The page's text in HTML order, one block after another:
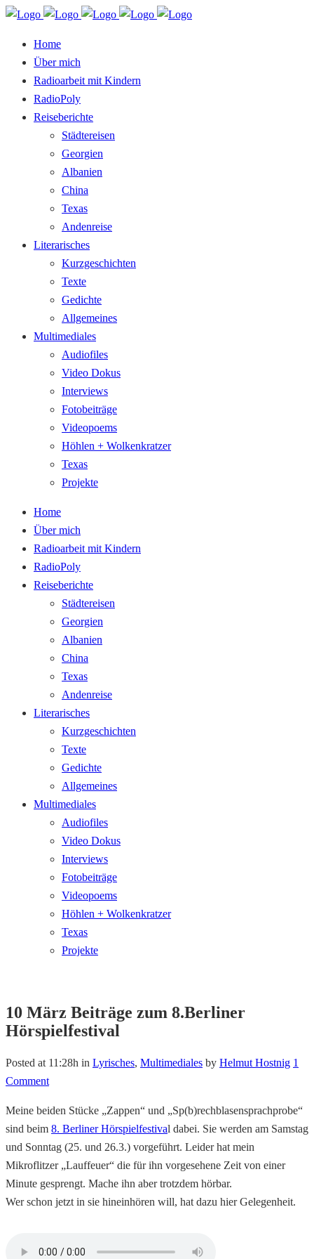
Home
Über mich
Radioarbeit mit Kindern
RadioPoly
Reiseberichte
Städtereisen
Georgien
Albanien
China
Texas
Andenreise
Literarisches
Kurzgeschichten
Texte
Gedichte
Allgemeines
Multimediales
Audiofiles
Video Dokus
Interviews
Fotobeiträge
Videopoems
Höhlen + Wolkenkratzer
Texas
Projekte
Home
Über mich
Radioarbeit mit Kindern
RadioPoly
Reiseberichte
Städtereisen
Georgien
Albanien
China
Texas
Andenreise
Literarisches
Kurzgeschichten
Texte
Gedichte
Allgemeines
Multimediales
Audiofiles
Video Dokus
Interviews
Fotobeiträge
Videopoems
Höhlen + Wolkenkratzer
Texas
Projekte
10 März Beiträge zum 8.Berliner
Hörspielfestival
Posted at 11:28h in Lyrisches, Multimediales by Helmut Hostnig 1
Comment
Meine beiden Stücke „Zappen“ und „Sp(b)rechblasensprachprobe“
sind beim 8. Berliner Hörspielfestival dabei. Sie werden am Samstag
und Sonntag (25. und 26.3.) vorgeführt. Leider hat mein
Mikroflitzer „Lauffeuer“ die für ihn vorgesehene Zeit von einer
Minute gesprengt. Mache ihn aber trotzdem hörbar.
Wer schon jetzt in sie hineinhören will, hat dazu hier Gelegenheit.